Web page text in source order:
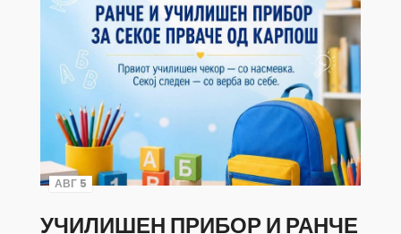
АВГ 5
УЧИЛИШЕН ПРИБОР И РАНЧЕ